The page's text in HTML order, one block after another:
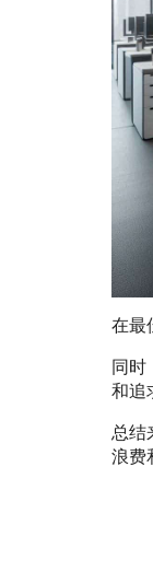
在最
同时
和追
总结
浪费